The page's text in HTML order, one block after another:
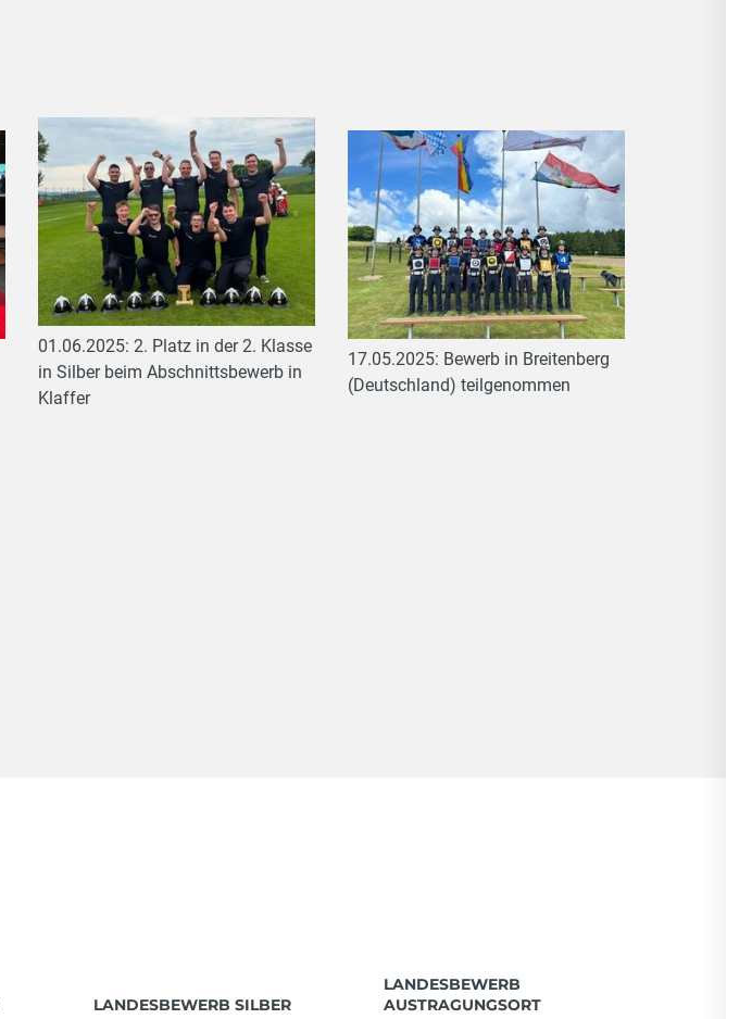
01.06.2025: 2. Platz in der 2. Klasse
in Silber beim Abschnittsbewerb in
Klaffer
17.05.2025: Bewerb in Breitenberg
(Deutschland) teilgenommen
LANDESBEWERB SILBER
LANDESBEWERB
AUSTRAGUNGSORT